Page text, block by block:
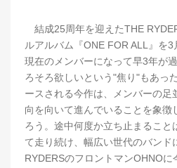
結成25周年を迎えたTHE
ルアルバム『ONE FOR ALL』を3
現在のメンバーになって早3年が
ろそろ欲しいという"焦り"もあっ
ースされる今作は、メンバーの足
向を向いて進んでいることを象徴
ろう。途中何度か立ち止まること
て走り続け、幅広い世代のバンド
RYDERSのフロントマンOHNOに